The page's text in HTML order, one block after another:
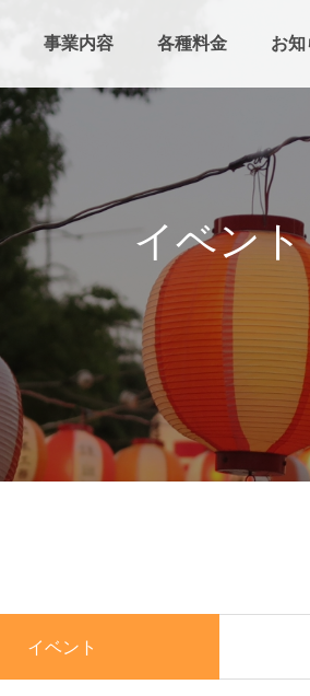
事業内容 各種料金 お知
イベント
イベント